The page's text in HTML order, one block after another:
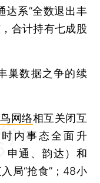
达系”全数退出丰
合计持有七成股
数据之争的续
网络相互关闭互
内事态全面升
申通、韵达）和
局“抢食”；48小